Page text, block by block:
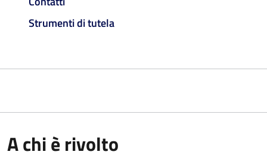
Strumenti di tutela
A chi è rivolto